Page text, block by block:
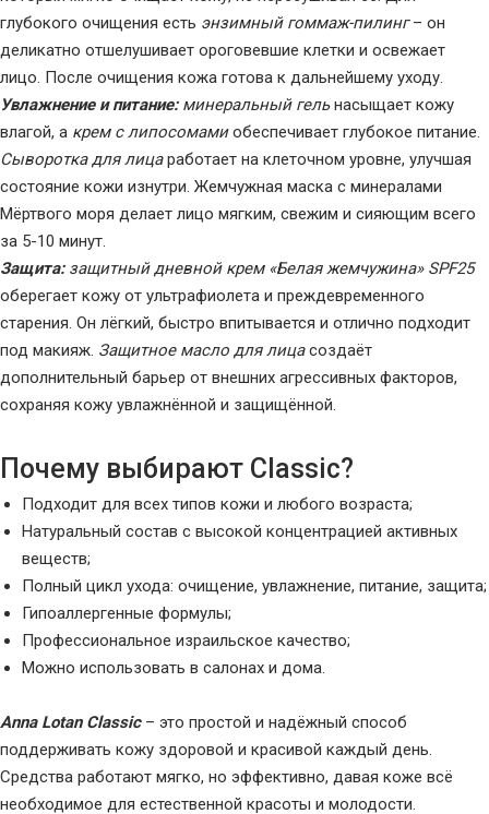
глубокого очищения есть энзимный гоммаж-пилинг– он
деликатно отшелушивает ороговевшие клетки и освежает
лицо. После очищения кожа готова к дальнейшему уходу.
Увлажнение и питание: минеральный гельнасыщает кожу
влагой, а крем с липосомамиобеспечивает глубокое питание.
Сыворотка для лицаработает на клеточном уровне, улучшая
состояние кожи изнутри. Жемчужная маска с минералами
Мёртвого моря делает лицо мягким, свежим и сияющим всего
за 5-10 минут.
Защита: защитный дневной крем «Белая жемчужина» SPF25
оберегает кожу от ультрафиолета и преждевременного
старения. Он лёгкий, быстро впитывается и отлично подходит
под макияж. Защитное масло для лицасоздаёт
дополнительный барьер от внешних агрессивных факторов,
сохраняя кожу увлажнённой и защищённой.
Почему выбирают Classic?
Подходит для всех типов кожи и любого возраста;
Натуральный состав с высокой концентрацией активных
веществ;
Полный цикл ухода: очищение, увлажнение, питание, защита;
Гипоаллергенные формулы;
Профессиональное израильское качество;
Можно использовать в салонах и дома.
Anna Lotan Classic– это простой и надёжный способ
поддерживать кожу здоровой и красивой каждый день.
Средства работают мягко, но эффективно, давая коже всё
необходимое для естественной красоты и молодости.